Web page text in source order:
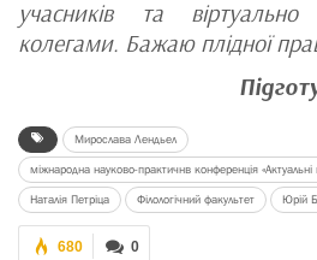
учасників та
колегами. Бажаю плідної
Мирослава Лендьел
міжнародна науково-практичнв конференція «Актуальні
Наталія Петріца Філологічний факультет Юрій
0
680